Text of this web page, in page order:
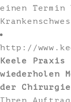
einen
http://
Keele Praxis
wiederholen
der Chirurgie